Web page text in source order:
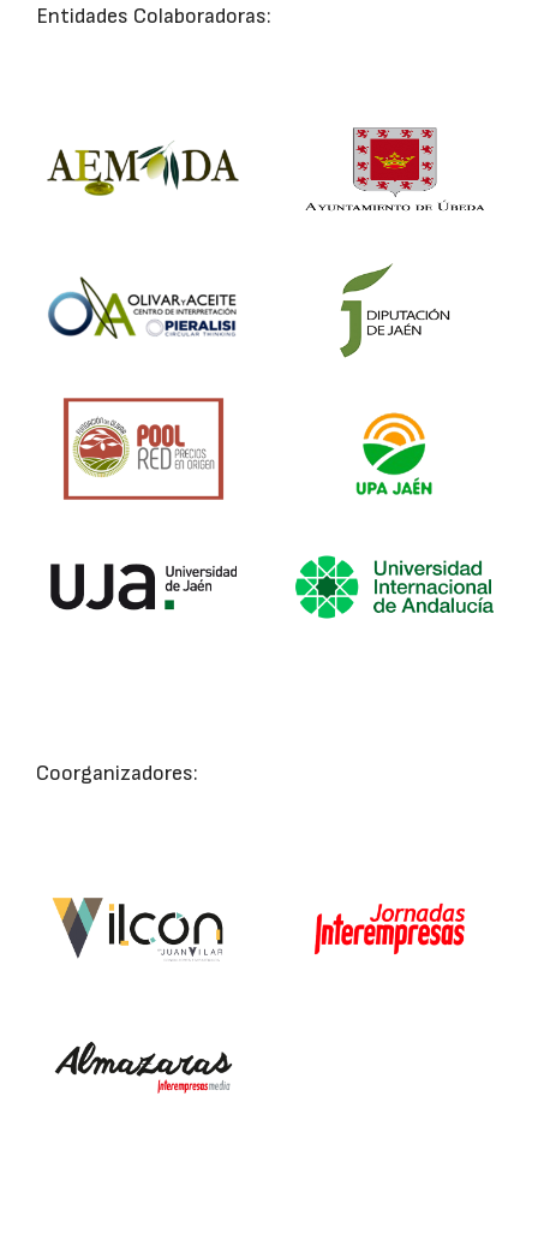
Entidades Colaboradoras:
Coorganizadores: